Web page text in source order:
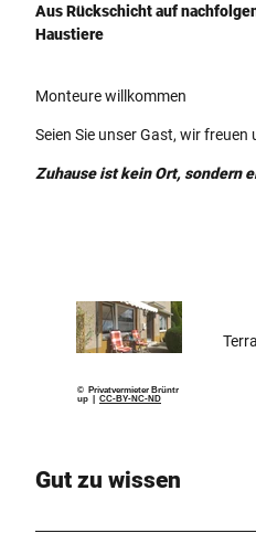
Aus Rückschicht auf
Haustiere
Monteure willkommen
Seien Sie unser Gast, wir freuen
Zuhause ist kein Ort, sondern
© Privatvermieter Brüntr
up | CC-BY-NC-ND
Gut zu wissen